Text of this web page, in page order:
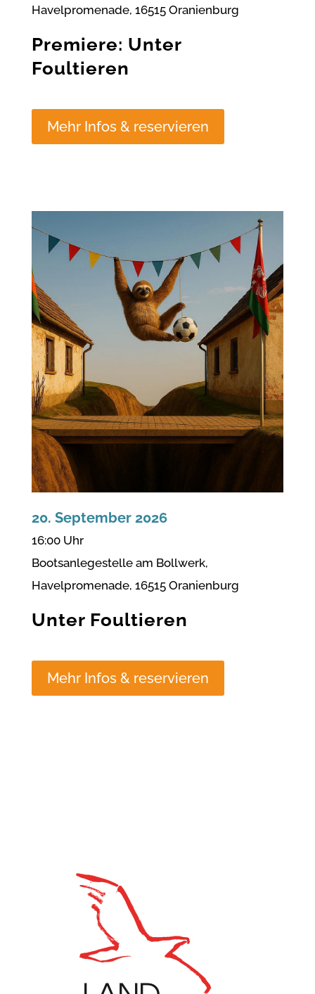
Havelpromenade, 16515 Oranienburg
Premiere: Unter
Foultieren
Mehr Infos & reservieren
20. September 2026
16:00 Uhr
Bootsanlegestelle am Bollwerk,
Havelpromenade, 16515 Oranienburg
Unter Foultieren
Mehr Infos & reservieren